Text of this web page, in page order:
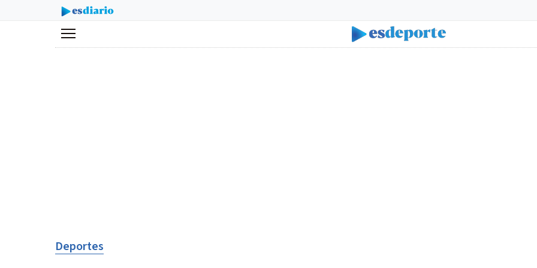
Menú
Deportes